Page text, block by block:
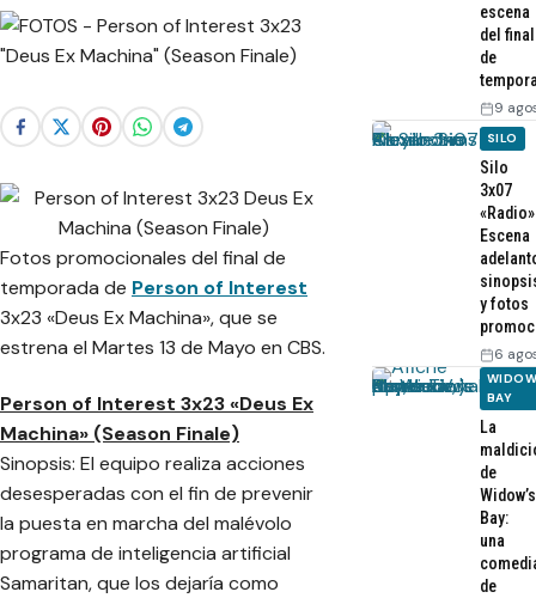
Fotos promocionales del final de
temporada de Person of Interest
3x23 «Deus Ex Machina», que se
estrena el Martes 13 de Mayo en CBS.
Person of Interest 3x23 «Deus Ex
Machina» (Season Finale)
Sinopsis: El equipo realiza acciones
desesperadas con el fin de prevenir
la puesta en marcha del malévolo
programa de inteligencia artificial
Samaritan, que los dejaría como
escena
del final
de
9
SILO
Silo
3x07
Escena
y fotos
6
BAY
La
de
Widow’s
Bay:
una
de